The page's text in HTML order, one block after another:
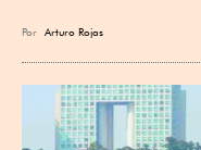
Por Arturo Rojas